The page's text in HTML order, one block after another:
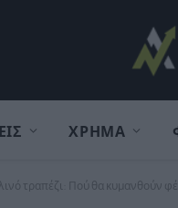
ΧΡΗΜΑ
τραπέζι: Πού θα κυμανθούν